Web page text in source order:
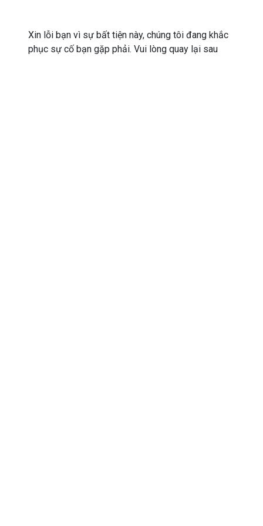
Xin lỗi bạn vì sự bất tiện này, chúng tôi đang khắc
phục sự cố bạn gặp phải. Vui lòng quay lại sau